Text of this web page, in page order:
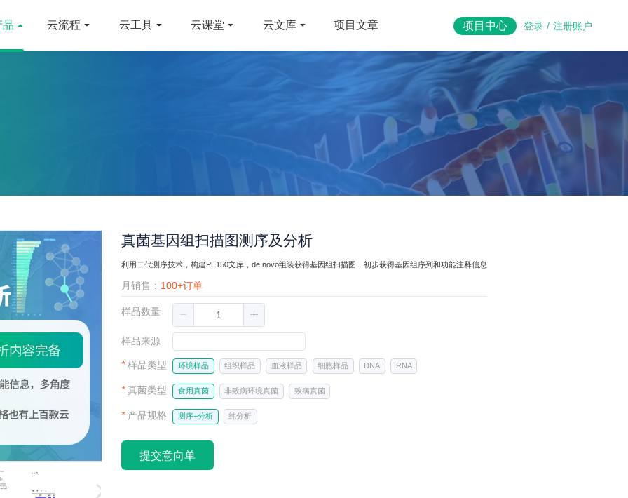
品 云流程 云工具 云课堂 云文库 项目文章 项目中心 登录 / 注册账户
真菌基因组扫描图测序及分析
利用二代测序技术，构建PE150文库，de novo组装获得基因组扫描图，初步获得基因组序列和功能注释信息
月销售： 100+订单
样品数量
样品来源
*样品类型 环境样品 组织样品 血液样品 细胞样品 DNA RNA
*真菌类型 食用真菌 非致病环境真菌 致病真菌
* 产品规格 测序+分析 纯分析
提交意向单